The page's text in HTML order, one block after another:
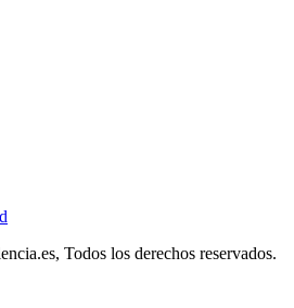
Todos los derechos reservados.